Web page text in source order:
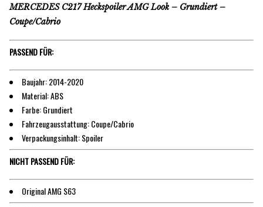
MERCEDES C217 Heckspoiler AMG Look – Grundiert –
Coupe/Cabrio
PASSEND FÜR:
Baujahr: 2014-2020
Material: ABS
Farbe: Grundiert
Fahrzeugausstattung: Coupe/Cabrio
Verpackungsinhalt: Spoiler
NICHT PASSEND FÜR:
Original AMG S63